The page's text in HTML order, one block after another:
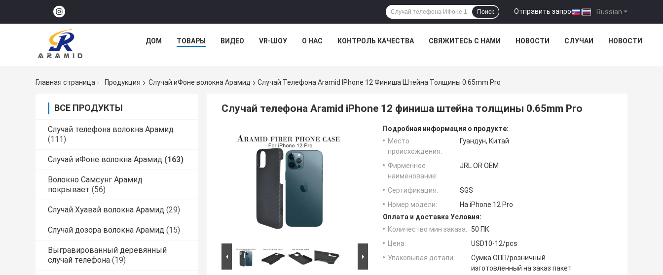
Russian
Отправить запрос |
Поиск
ДОМ ТОВАРЫ ВИДЕО VR-ШОУ О НАС КОНТРОЛЬ КАЧЕСТВА СВЯЖИТЕСЬ С НАМИ НОВОСТИ СЛУЧАИ НОВОСТИ
Главная страница Продукция Случай иФоне волокна Арамид Случай Телефона Aramid IPhone 12 Финиша Штейна Толщины 0.65mm Pro
ВСЕ ПРОДУКТЫ
Случай телефона волокна Арамид
(111)
Случай иФоне волокна Арамид (163)
Волокно Самсунг Арамид
покрывает (56)
Случай Хуавай волокна Арамид (29)
Случай дозора волокна Арамид (15)
Выгравированный деревянный
случай телефона (19)
Случай телефона Aramid iPhone 12 финиша штейна толщины 0.65mm Pro
Подробная информация о продукте:
Место
происхождения:
Гуандун, Китай
Фирменное
наименование:
JRL OR OEM
Сертификация:
SGS
Номер модели:
На iPhone 12 Pro
Оплата и доставка Условия:
Количество мин заказа:
50 ПК
Цена:
USD10-12/pcs
Упаковывая детали:
Сумка ОПП/розничный
изготовленный на заказ пакет